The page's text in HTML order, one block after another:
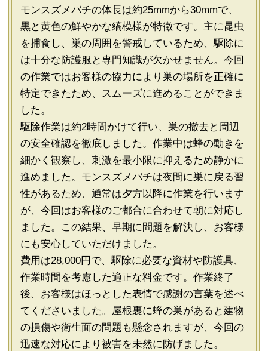
モンスズメバチの体長は約25mmから30mmで、
黒と黄色の鮮やかな縞模様が特徴です。主に昆虫
を捕食し、巣の周囲を警戒しているため、駆除に
は十分な防護服と専門知識が欠かせません。今回
の作業ではお客様の協力により巣の場所を正確に
特定できたため、スムーズに進めることができま
した。
駆除作業は約2時間かけて行い、巣の撤去と周辺
の安全確認を徹底しました。作業中は蜂の動きを
細かく観察し、刺激を最小限に抑えるため静かに
進めました。モンスズメバチは夜間に巣に戻る習
性があるため、通常は夕方以降に作業を行います
が、今回はお客様のご都合に合わせて朝に対応し
ました。この結果、早期に問題を解決し、お客様
にも安心していただけました。
費用は28,000円で、駆除に必要な資材や防護具、
作業時間を考慮した適正な料金です。作業終了
後、お客様はほっとした表情で感謝の言葉を述べ
てくださいました。屋根裏に蜂の巣があると建物
の損傷や衛生面の問題も懸念されますが、今回の
迅速な対応により被害を未然に防げました。